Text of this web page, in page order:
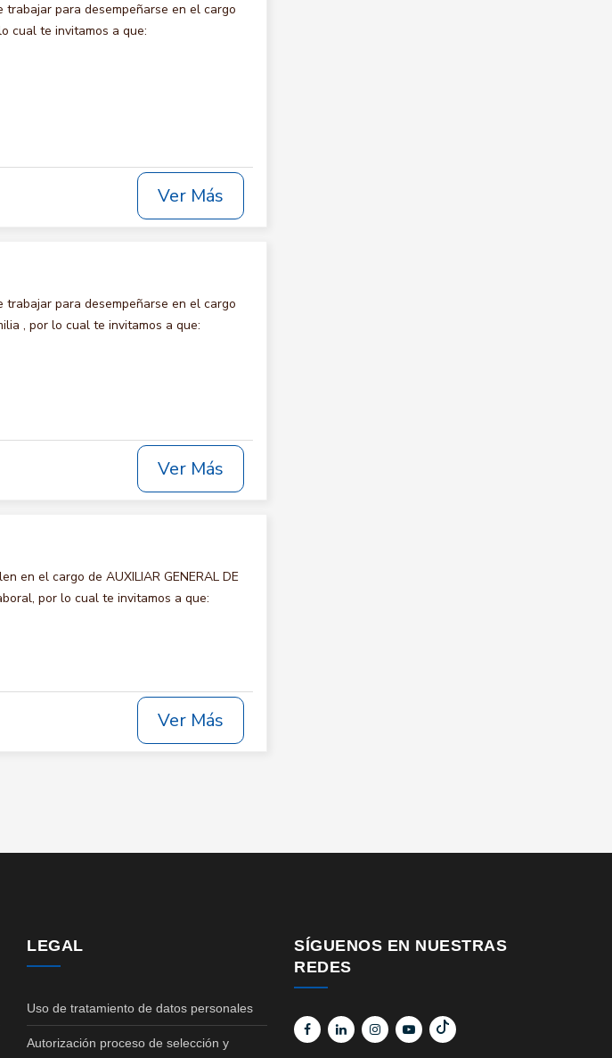
para desempeñarse en el cargo
cual te invitamos a que:
Ver Más
para desempeñarse en el cargo
, por lo cual te invitamos a que:
Ver Más
en el cargo de AUXILIAR GENERAL DE
por lo cual te invitamos a que:
Ver Más
LEGAL
Uso de tratamiento de datos personales
Autorización proceso de selección y
SÍGUENOS EN NUESTRAS
REDES